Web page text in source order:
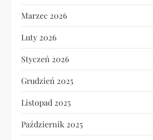
Marzec 2026
Luty 2026
Styczeń 2026
Grudzień 2025
Listopad 2025
Październik 2025